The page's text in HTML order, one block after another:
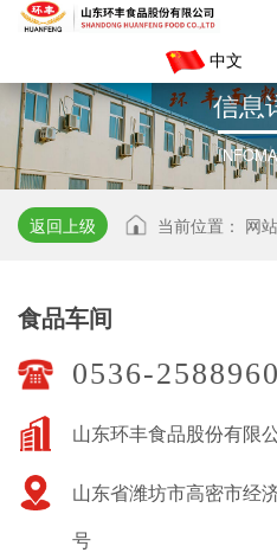
中文
信息
返回上级 当前位置： 网
食品车间
0536-2588960
山东环丰食品股份有限
山东省潍坊市高密市经
号